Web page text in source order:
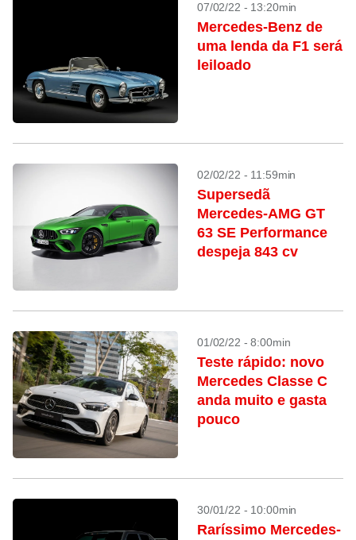
07/02/22 - 13:20min
Mercedes-Benz de
uma lenda da F1 será
leiloado
02/02/22 - 11:59min
Supersedã
Mercedes-AMG GT
63 SE Performance
despeja 843 cv
01/02/22 - 8:00min
Teste rápido: novo
Mercedes Classe C
anda muito e gasta
pouco
30/01/22 - 10:00min
Raríssimo Mercedes-